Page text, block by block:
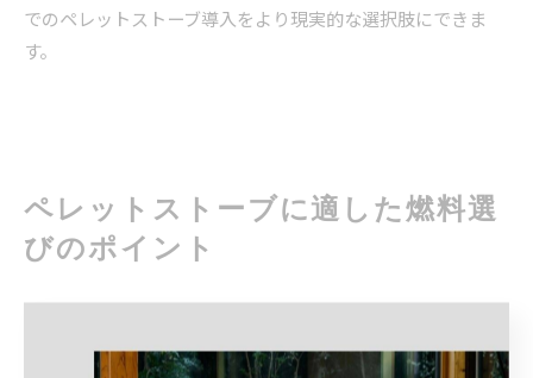
でのペレットストーブ導入をより現実的な選択肢にできま
す。
ペレットストーブに適した燃料選
びのポイント